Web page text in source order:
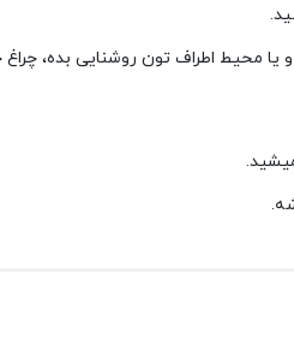
محیط اطراف تون روشنایی بده،